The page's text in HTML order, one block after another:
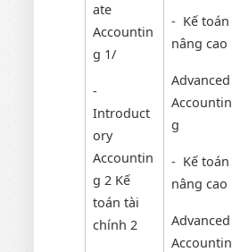
ate
Accountin
g 1/
-
Introduct
ory
Accountin
g 2 Kế
toán tài
chính 2
- Kế toán
nâng cao
Advanced
Accountin
g
- Kế toán
nâng cao
Advanced
Accountin